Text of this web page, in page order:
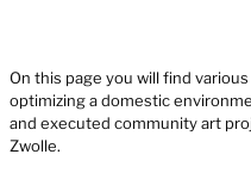
On this page you will find
optimizing a domestic
and executed community art
Zwolle.